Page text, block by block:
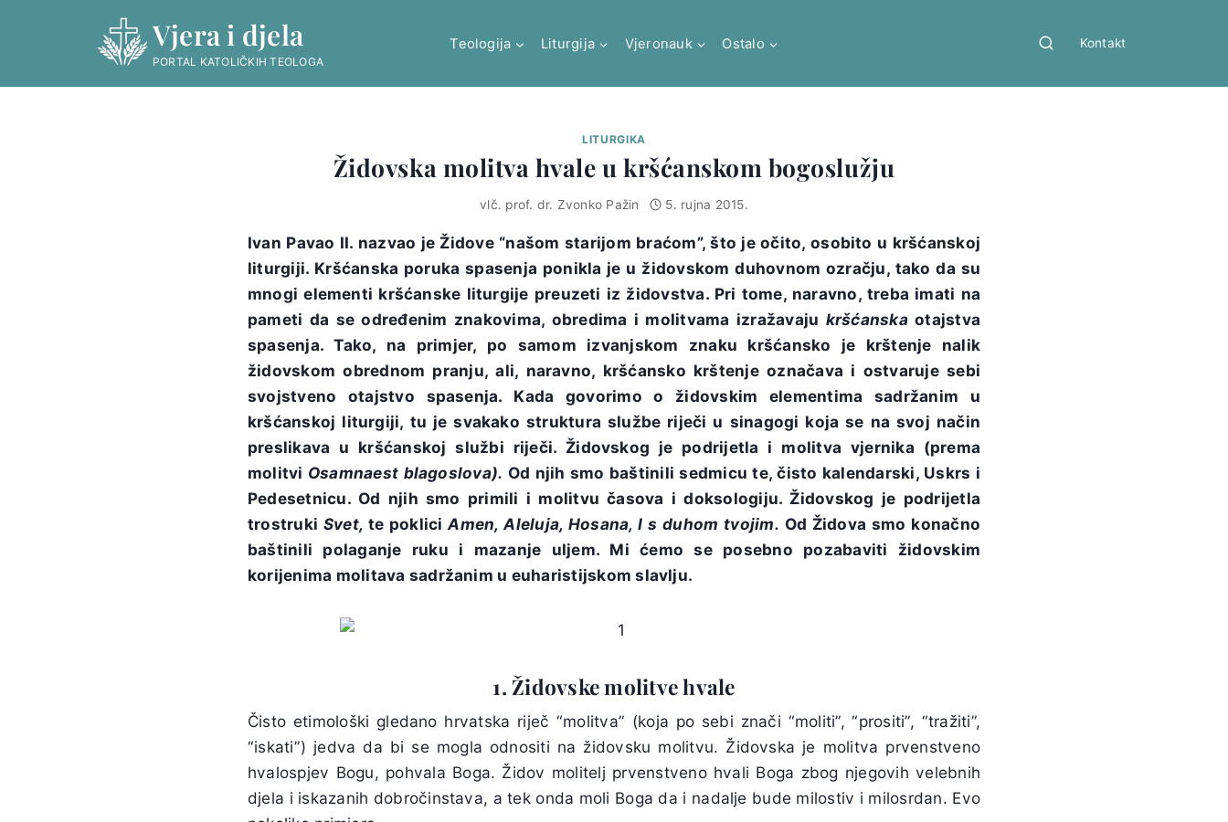
Vjera i djela
PORTAL KATOLIČKIH TEOLOGA
Teologija Liturgija Vjeronauk Ostalo Kontakt
LITURGIKA
Židovska molitva hvale u kršćanskom bogoslužju
vlč. prof. dr. Zvonko Pažin 5. rujna 2015.
Ivan Pavao II. nazvao je Židove “našom starijom braćom”, što je očito, osobito u kršćanskoj
liturgiji. Kršćanska poruka spasenja ponikla je u židovskom duhovnom ozračju, tako da su
mnogi elementi kršćanske liturgije preuzeti iz židovstva. Pri tome, naravno, treba imati na
pameti da se određenim znakovima, obredima i molitvama izražavaju kršćanskaotajstva
spasenja. Tako, na primjer, po samom izvanjskom znaku kršćansko je krštenje nalik
židovskom obrednom pranju, ali, naravno, kršćansko krštenje označava i ostvaruje sebi
svojstveno otajstvo spasenja. Kada govorimo o židovskim elementima sadržanim u
kršćanskoj liturgiji, tu je svakako struktura službe riječi u sinagogi koja se na svoj način
preslikava u kršćanskoj službi riječi. Židovskog je podrijetla i molitva vjernika (prema
molitvi Osamnaest blagoslova). Od njih smo baštinili sedmicu te, čisto kalendarski, Uskrs i
Pedesetnicu. Od njih smo primili i molitvu časova i doksologiju. Židovskog je podrijetla
trostruki Svet, te pokliciAmen, Aleluja, Hosana, I s duhom tvojim. Od Židova smo konačno
baštinili polaganje ruku i mazanje uljem. Mi ćemo se posebno pozabaviti židovskim
korijenima molitava sadržanim u euharistijskom slavlju.
1. Židovske molitve hvale
Čisto etimološki gledano hrvatska riječ “molitva” (koja po sebi znači “moliti”, “prositi”, “tražiti”,
“iskati”) jedva da bi se mogla odnositi na židovsku molitvu. Židovska je molitva prvenstveno
hvalospjev Bogu, pohvala Boga. Židov molitelj prvenstveno hvali Boga zbog njegovih velebnih
djela i iskazanih dobročinstava, a tek onda moli Boga da i nadalje bude milostiv i milosrdan. Evo